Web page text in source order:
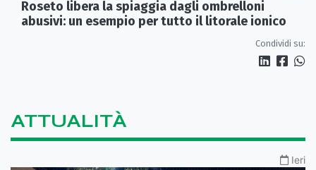
Roseto libera la spiaggia dagli ombrelloni
abusivi: un esempio per tutto il litorale ionico
Condividi su:
ATTUALITÀ
Ieri